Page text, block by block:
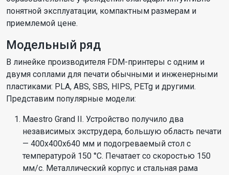
понятной эксплуатации, компактным размерам и
приемлемой цене.
Модельный ряд
В линейке производителя FDM-принтеры с одним и
двумя соплами для печати обычными и инженерными
пластиками: PLA, ABS, SBS, HIPS, PETg и другими.
Представим популярные модели:
Maestro Grand II. Устройство получило два
независимых экструдера, большую область печати
— 400x400x640 мм и подогреваемый стол с
температурой 150 °C. Печатает со скоростью 150
мм/с. Металлический корпус и стальная рама